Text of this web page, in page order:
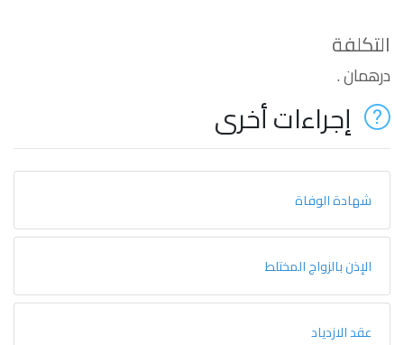
التكلفة
درهمان .
إجراءات أخرى
شهادة الوفاة
الإذن بالزواج المختلط
عقد الازدياد